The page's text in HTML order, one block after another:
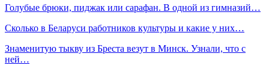
Голубые брюки, пиджак или сарафан. В одной из гимназий…
Сколько в Беларуси работников культуры и какие у них…
Знаменитую тыкву из Бреста везут в Минск. Узнали, что с
ней…